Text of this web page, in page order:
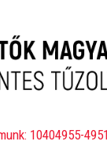
10404955-